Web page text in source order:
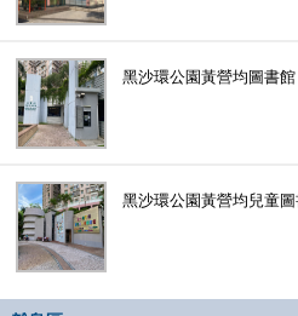
黑沙環公園黃營均圖書館
黑沙環公園黃營均兒童